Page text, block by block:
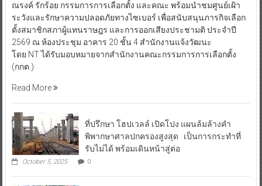
ณรงค์ รักร้อย กรรมการการเลือกตั้ง และคณะ พร้อมนำชมศูนย์เฝ้า
ระวังและรักษาความปลอดภัยทางไซเบอร์ เพื่อสนับสนุนภารกิจเลือก
ตั้งสมาชิกสภาผู้แทนราษฎร และการออกเสียงประชามติ ประจำปี
2569 ณ ห้องประชุม อาคาร 20 ชั้น 4 สำนักงานแจ้งวัฒนะ
โดย NT ได้รับมอบหมายจากสำนักงานคณะกรรมการการเลือกตั้ง
(กกต.)
Read More
ที่ปรึกษา โฮปเวลล์ เปิดโปง แผนล้มล้างคำ
พิพากษาศาลปกครองสูงสุด เป็นการกระทำที่
รับไม่ได้ พร้อมเดินหน้าสู่ต่อ
October 5, 2025 0